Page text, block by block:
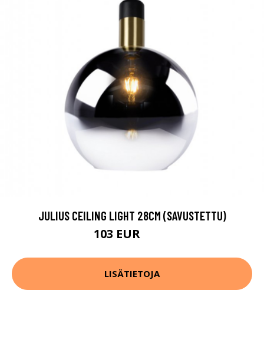
JULIUS CEILING LIGHT 28CM (SAVUSTETTU)
103 EUR
LISÄTIETOJA